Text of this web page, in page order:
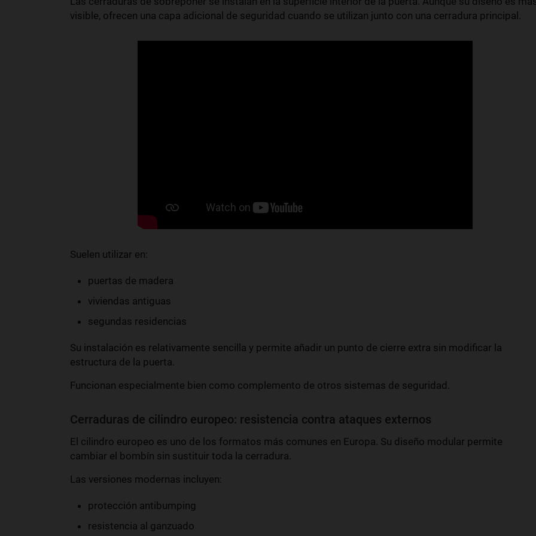
visible, ofrecen una capa adicional de seguridad cuando se utilizan junto con una cerradura principal.
Suelen utilizar en:
puertas de madera
viviendas antiguas
segundas residencias
Su instalación es relativamente sencilla y permite añadir un punto de cierre extra sin modificar la
estructura de la puerta.
Funcionan especialmente bien como complemento de otros sistemas de seguridad.
Cerraduras de cilindro europeo: resistencia contra ataques externos
El cilindro europeo es uno de los formatos más comunes en Europa. Su diseño modular permite
cambiar el bombín sin sustituir toda la cerradura.
Las versiones modernas incluyen:
protección antibumping
resistencia al ganzuado